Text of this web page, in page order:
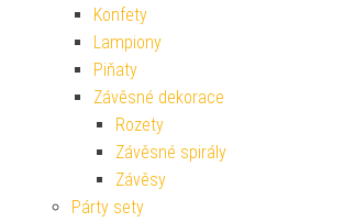
Konfety
Lampiony
Piňaty
Závěsné dekorace
Rozety
Závěsné spirály
Závěsy
Párty sety